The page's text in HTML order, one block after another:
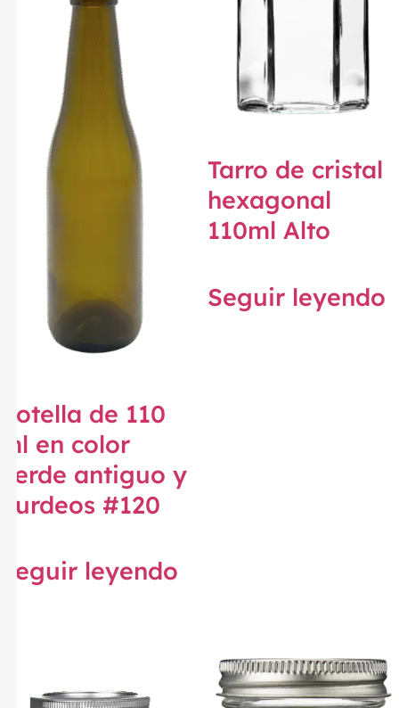
Botella de 110
ml en color
verde antiguo y
burdeos #120
Seguir leyendo
Tarro de cristal
hexagonal
110ml Alto
Seguir leyendo